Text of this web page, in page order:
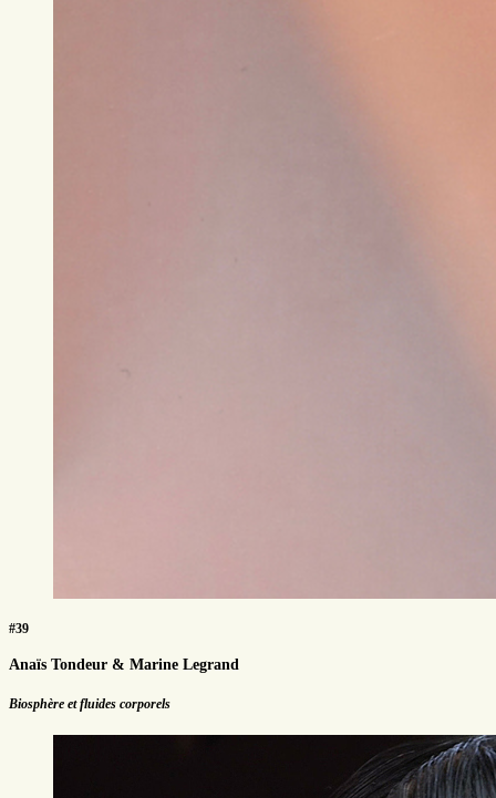
#39
Anaïs Tondeur & Marine Legrand
Biosphère et fluides corporels